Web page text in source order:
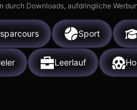
Downloads, aufdringliche
Sport
Leerlauf